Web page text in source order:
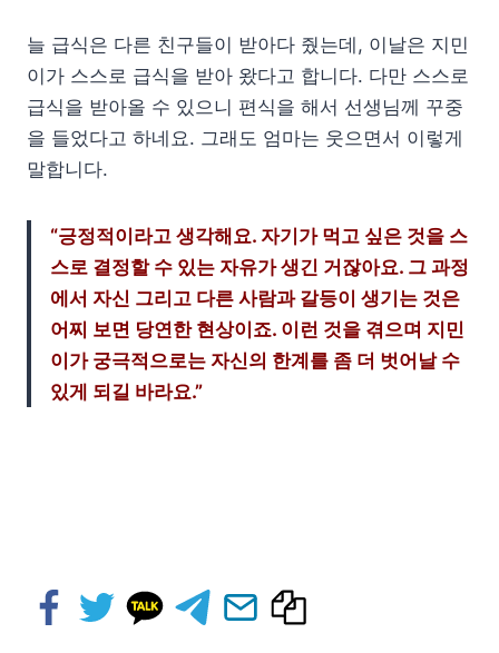
늘 급식은 다른 친구들이 받아다 줬는데, 이날은 지민
이가 스스로 급식을 받아 왔다고 합니다. 다만 스스로
급식을 받아올 수 있으니 편식을 해서 선생님께 꾸중
을 들었다고 하네요. 그래도 엄마는 웃으면서 이렇게
말합니다.
“긍정적이라고 생각해요. 자기가 먹고 싶은 것을 스
스로 결정할 수 있는 자유가 생긴 거잖아요. 그 과정
에서 자신 그리고 다른 사람과 갈등이 생기는 것은
어찌 보면 당연한 현상이죠. 이런 것을 겪으며 지민
이가 궁극적으로는 자신의 한계를 좀 더 벗어날 수
있게 되길 바라요.”